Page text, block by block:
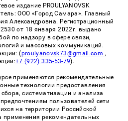
издание PROULYANOVSK
ООО «Город Самара». Главный
Александровна. Регистрационный
от 18 января 2022г. выдано
по надзору в сфере связи,
и массовых коммуникаций.
(proulyanovsk73@gmail.com ,
+7 (922) 335-53-79).
применяются рекомендательные
технологии предоставления
систематизации и анализа
пользователей сети
на территории Российской
применения рекомендательных